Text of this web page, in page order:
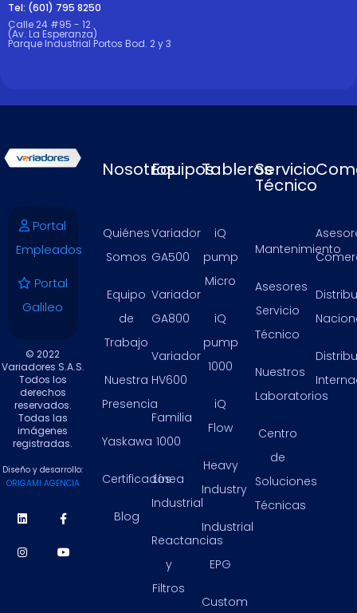
Tel: (601) 795 8250
Calle 24 #95 - 12
(Av. La Esperanza)
Parque Industrial Portos Bod. 2 y 3
Portal
Empleados
Portal
Galileo
© 2022
Variadores S.A.S.
Todos los
derechos
reservados.
Todas las
imágenes
registradas.
Diseño y desarrollo:
ORIGAMI AGENCIA
Nosotros
Quiénes
Somos
Equipo
de
Trabajo
Nuestra
Presencia
Yaskawa
Certificados
Blog
Equipos
Variador
GA500
Variador
GA800
Variador
HV600
Familia
1000
Línea
Industrial
Reactancias
y
Filtros
Tableros
iQ
pump
Micro
iQ
pump
1000
iQ
Flow
Heavy
Industry
Industrial
EPG
Custom
Servicio
Técnico
Mantenimiento
Asesores
Servicio
Técnico
Nuestros
Laboratorios
Centro
de
Soluciones
Técnicas